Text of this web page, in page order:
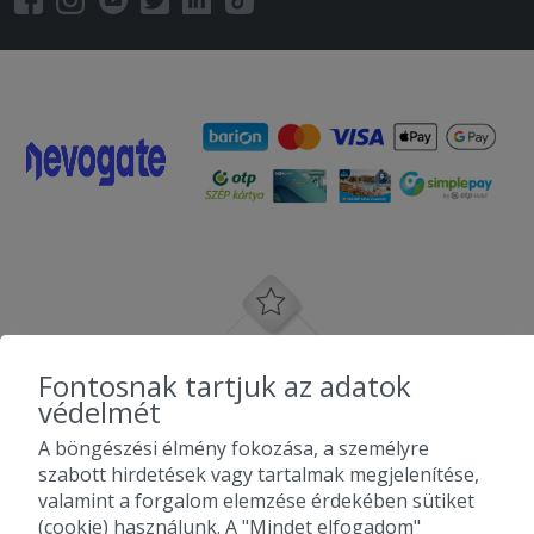
2025-11-01 - Ferenc:
2025-10-23 - Zsuzsanna:
Gyorsan kihozták, és nagyon fini volt.
2025-09-25 - Tóth:
Többszőr rendeltünk innen, eddig nem
csalódtunk. Isteni finom volt a pizza és
2025-09-13 - Balázs:
Mindig időben , mindig finom ételek )
2025-07-29 - Péter:
1142-kor rendeltem. Azt írták, hogy 40
Fontosnak tartjuk az adatok
védelmét
A böngészési élmény fokozása, a személyre
szabott hirdetések vagy tartalmak megjelenítése,
valamint a forgalom elemzése érdekében sütiket
(cookie) használunk. A "Mindet elfogadom"